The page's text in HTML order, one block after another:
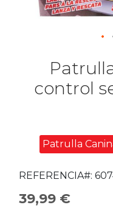
control
Patrulla
REFERENCIA#:
39,99 €